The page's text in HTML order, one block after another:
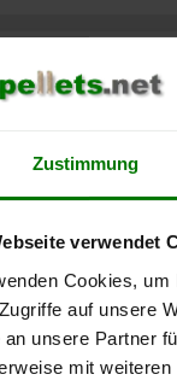
Zustimmung
verwendet
Cookies,
auf unsere
an unsere Partner
mit
es?
der Pellets?